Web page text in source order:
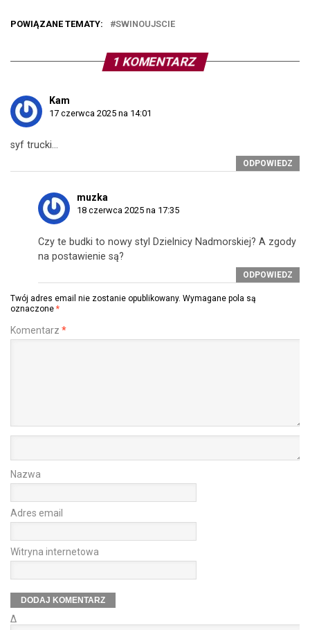
POWIĄZANE TEMATY: SWINOUJSCIE
1 KOMENTARZ
Kam
17 czerwca 2025 na 14:01
syf trucki…
ODPOWIEDZ
muzka
18 czerwca 2025 na 17:35
Czy te budki to nowy styl Dzielnicy Nadmorskiej? A zgody
na postawienie są?
ODPOWIEDZ
Twój adres email nie zostanie opublikowany. Wymagane pola są
oznaczone *
Komentarz *
Nazwa
Adres email
Witryna internetowa
Δ